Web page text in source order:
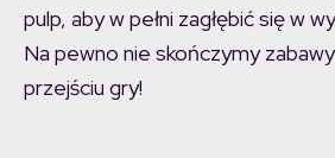
pulp, aby w pełni zagłębić się w
Na pewno nie skończymy
przejściu gry!